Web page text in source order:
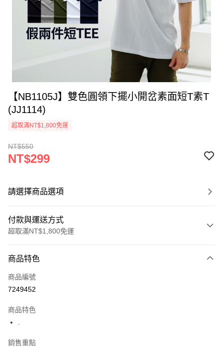
【NB1105J】雙色圓領下擺小開岔素面短T素T
(JJ1114)
超取滿NT$1,800免運
NT$550
NT$299
請選擇商品選項
付款與運送方式
超取滿NT$1,800免運
信用卡一次付款
超商取貨付款
街口支付
商品特色
商品編號
7249452
商品特色
銷售重點